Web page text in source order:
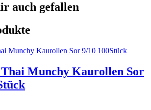
auch gefallen
Thai Munchy Kaurollen Sor